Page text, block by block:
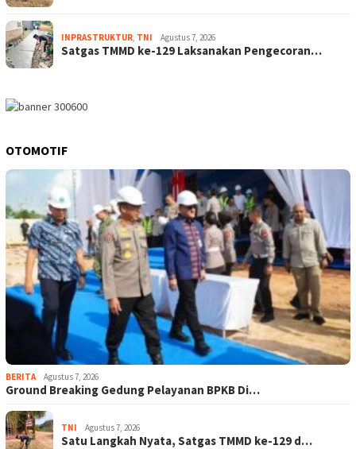
INPRASTRUKTUR TNI Agustus 7, 2026
Satgas TMMD ke-129 Laksanakan Pengecoran…
OTOMOTIF
BERITA Agustus 7, 2026
Ground Breaking Gedung Pelayanan BPKB Di…
TNI Agustus 7, 2026
Satu Langkah Nyata, Satgas TMMD ke-129 d…